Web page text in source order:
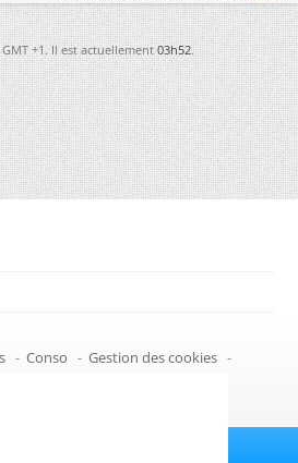
+1. Il est actuellement03h52.
- Conso - Gestion des cookies -